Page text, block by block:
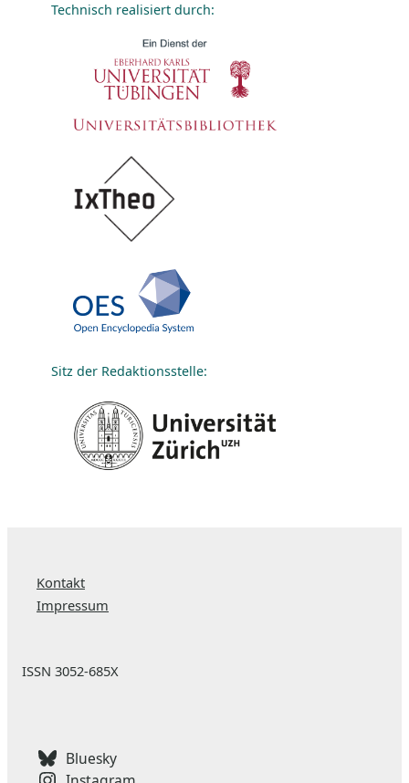
Technisch realisiert durch:
Sitz der Redaktionsstelle:
Kontakt
Impressum
ISSN 3052-685X
Bluesky